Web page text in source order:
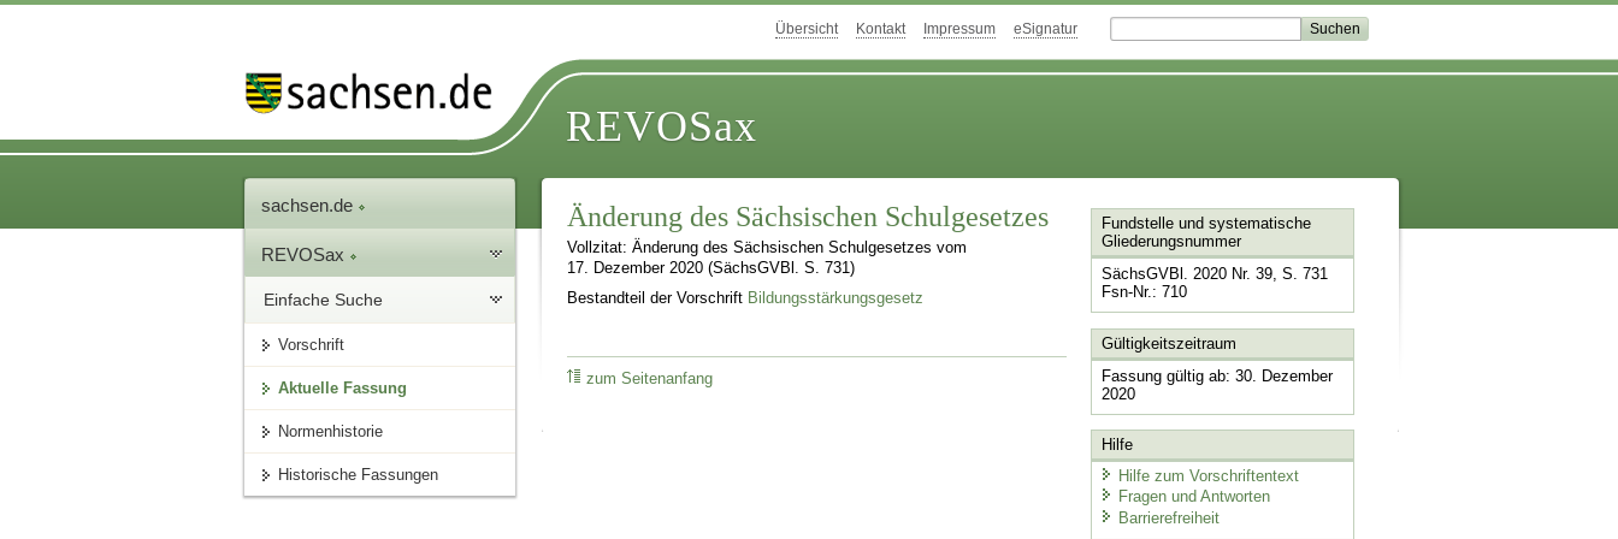
Übersicht Kontakt Impressum eSignatur
REVOSax
sachsen.de
REVOSax
Einfache Suche
Vorschrift
Aktuelle Fassung
Normenhistorie
Historische Fassungen
Änderung des Sächsischen Schulgesetzes
Vollzitat: Änderung des Sächsischen Schulgesetzes vom
17. Dezember 2020 (SächsGVBl. S. 731)
Bestandteil der Vorschrift Bildungsstärkungsgesetz
zum Seitenanfang
Fundstelle und systematische
Gliederungsnummer
SächsGVBl. 2020 Nr. 39, S. 731
Fsn-Nr.: 710
Gültigkeitszeitraum
Fassung gültig ab: 30. Dezember
2020
Hilfe
Hilfe zum Vorschriftentext
Fragen und Antworten
Barrierefreiheit